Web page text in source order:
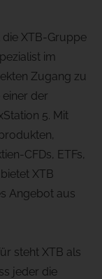
XTB-Gruppe
im
Zugang zu
der
5. Mit
CFDs, ETFs,
XTB
Angebot aus
steht XTB als
jeder die